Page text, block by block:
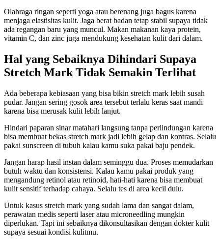
Olahraga ringan seperti yoga atau berenang juga bagus karena
menjaga elastisitas kulit. Jaga berat badan tetap stabil supaya tidak
ada regangan baru yang muncul. Makan makanan kaya protein,
vitamin C, dan zinc juga mendukung kesehatan kulit dari dalam.
Hal yang Sebaiknya Dihindari Supaya
Stretch Mark Tidak Semakin Terlihat
Ada beberapa kebiasaan yang bisa bikin stretch mark lebih susah
pudar. Jangan sering gosok area tersebut terlalu keras saat mandi
karena bisa merusak kulit lebih lanjut.
Hindari paparan sinar matahari langsung tanpa perlindungan karena
bisa membuat bekas stretch mark jadi lebih gelap dan kontras. Selalu
pakai sunscreen di tubuh kalau kamu suka pakai baju pendek.
Jangan harap hasil instan dalam seminggu dua. Proses memudarkan
butuh waktu dan konsistensi. Kalau kamu pakai produk yang
mengandung retinol atau retinoid, hati-hati karena bisa membuat
kulit sensitif terhadap cahaya. Selalu tes di area kecil dulu.
Untuk kasus stretch mark yang sudah lama dan sangat dalam,
perawatan medis seperti laser atau microneedling mungkin
diperlukan. Tapi ini sebaiknya dikonsultasikan dengan dokter kulit
supaya sesuai kondisi kulitmu.